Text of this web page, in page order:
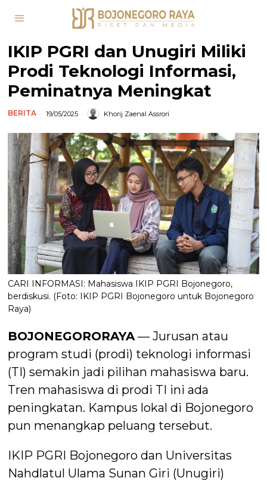
IKIP PGRI dan Unugiri Miliki
Prodi Teknologi Informasi,
Peminatnya Meningkat
BERITA 19/05/2025 Khorij Zaenal Assrori
CARI INFORMASI: Mahasiswa IKIP PGRI Bojonegoro,
berdiskusi. (Foto: IKIP PGRI Bojonegoro untuk Bojonegoro
Raya)
BOJONEGORORAYA— Jurusan atau
program studi (prodi) teknologi informasi
(TI) semakin jadi pilihan mahasiswa baru.
Tren mahasiswa di prodi TI ini ada
peningkatan. Kampus lokal di Bojonegoro
pun menangkap peluang tersebut.
IKIP PGRI Bojonegoro dan Universitas
Nahdlatul Ulama Sunan Giri (Unugiri)